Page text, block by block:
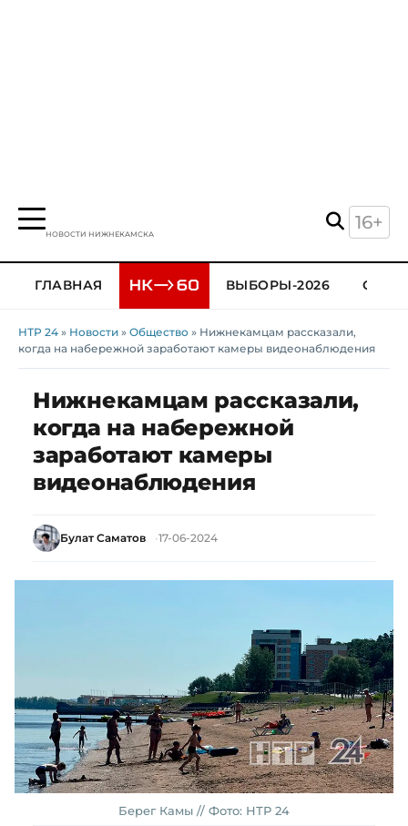
НОВОСТИ НИЖНЕКАМСКА
16+
ГЛАВНАЯ ВЫБОРЫ-2026
НТР 24 » Новости » Общество » Нижнекамцам рассказали,
когда на набережной заработают камеры видеонаблюдения
Нижнекамцам рассказали,
когда на набережной
заработают камеры
видеонаблюдения
Булат Саматов 17-06-2024
Берег Камы // Фото: НТР 24